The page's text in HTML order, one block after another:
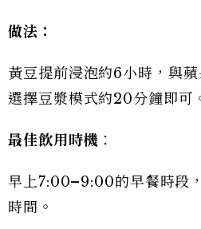
做法：
黃豆提前浸泡約6小時，與蘋
選擇豆漿模式約20分鐘即可
最佳飲用時機 ：
早上7:00–9:00的早餐時段
時間。